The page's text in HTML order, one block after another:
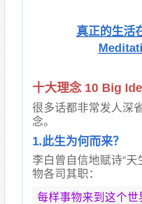
真正的生活
十大理念 10 Big
很多话都非常发人深
念。
1.此生为何而来？
李白曾自信地赋诗“
物各司其职：
每样事物来到这个